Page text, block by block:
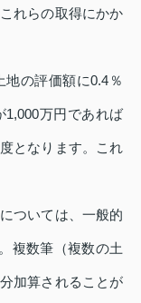
れらの取得にかか
の評価額に0.4％
1,000万円であれば
となります。これ
ついては、一般的
複数筆（複数の土
加算されることが